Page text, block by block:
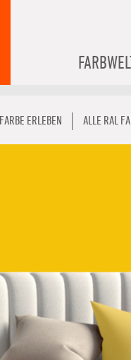
FARBE ERLEBEN ALLE RAL